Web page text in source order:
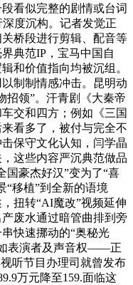
看似完整的剧情或台词
度沉构。记者发觉正
桥段进行剪辑、配音等
典范IP，宝马中国自
和价值指向均被沉组。
制制情感冲击。昆明动
招领”。汗青剧《大秦帝
交和四方；例如《三国
看多了，被付与完全不
保守文化认知，闫学晶
这些内容严沉典范做品
国豪杰好汉”变为了“喜
“移植”到全新的语境
扭转“AI魔改”视频延伸
废水通过暗管曲排到旁
快速挪动的“奥秘光
表演者及声音权——正
听节目办理司就曾发布
万元降至159.面临这